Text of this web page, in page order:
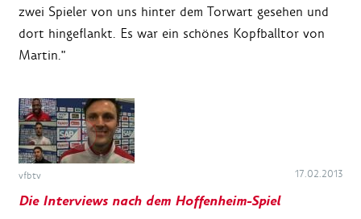
zwei Spieler von uns hinter dem Torwart gesehen und
dort hingeflankt. Es war ein schönes Kopfballtor von
Martin."
vfbtv 17.02.2013
Die Interviews nach dem Hoffenheim-Spiel